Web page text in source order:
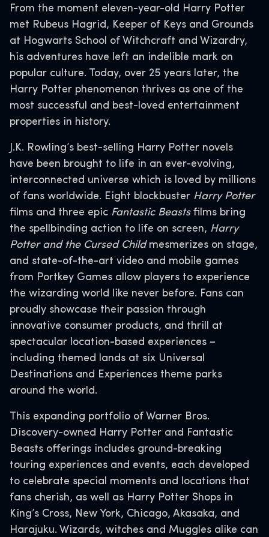
From the moment eleven-year-old Harry Potter
met Rubeus Hagrid, Keeper of Keys and Grounds
at Hogwarts School of Witchcraft and Wizardry,
his adventures have left an indelible mark on
popular culture. Today, over 25 years later, the
Harry Potter phenomenon thrives as one of the
most successful and best-loved entertainment
properties in history.
J.K. Rowling’s best-selling Harry Potter novels
have been brought to life in an ever-evolving,
interconnected universe which is loved by millions
of fans worldwide. Eight blockbuster Harry Potter
films and three epic Fantastic Beastsfilms bring
the spellbinding action to life on screen, Harry
Potter and the Cursed Childmesmerizes on stage,
and state-of-the-art video and mobile games
from Portkey Games allow players to experience
the wizarding world like never before. Fans can
proudly showcase their passion through
innovative consumer products, and thrill at
spectacular location-based experiences –
including themed lands at six Universal
Destinations and Experiences theme parks
around the world.
This expanding portfolio of Warner Bros.
Discovery-owned Harry Potter and Fantastic
Beasts offerings includes ground-breaking
touring experiences and events, each developed
to celebrate special moments and locations that
fans cherish, as well as Harry Potter Shops in
King’s Cross, New York, Chicago, Akasaka, and
Harajuku. Wizards, witches and Muggles alike can